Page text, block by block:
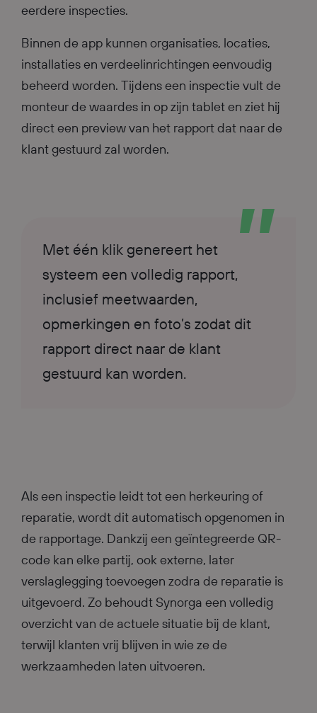
eerdere inspecties.
Binnen de app kunnen organisaties, locaties,
installaties en verdeelinrichtingen eenvoudig
beheerd worden. Tijdens een inspectie vult de
monteur de waardes in op zijn tablet en ziet hij
direct een preview van het rapport dat naar de
klant gestuurd zal worden.
Met één klik genereert het
systeem een volledig rapport,
inclusief meetwaarden,
opmerkingen en foto’s zodat dit
rapport direct naar de klant
gestuurd kan worden.
Als een inspectie leidt tot een herkeuring of
reparatie, wordt dit automatisch opgenomen in
de rapportage. Dankzij een geïntegreerde QR-
code kan elke partij, ook externe, later
verslaglegging toevoegen zodra de reparatie is
uitgevoerd. Zo behoudt Synorga een volledig
overzicht van de actuele situatie bij de klant,
terwijl klanten vrij blijven in wie ze de
werkzaamheden laten uitvoeren.